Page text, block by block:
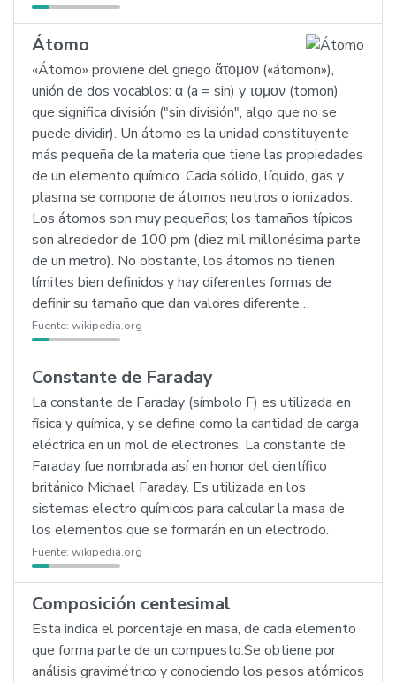
Átomo
«Átomo» proviene del griego ἄτομον («átomon»),
unión de dos vocablos: α (a = sin) y τομον (tomon)
que significa división ("sin división", algo que no se
puede dividir). Un átomo es la unidad constituyente
más pequeña de la materia que tiene las propiedades
de un elemento químico. Cada sólido, líquido, gas y
plasma se compone de átomos neutros o ionizados.
Los átomos son muy pequeños; los tamaños típicos
son alrededor de 100 pm (diez mil millonésima parte
de un metro). No obstante, los átomos no tienen
límites bien definidos y hay diferentes formas de
definir su tamaño que dan valores diferente…
Fuente: wikipedia.org
Constante de Faraday
La constante de Faraday (símbolo F) es utilizada en
física y química, y se define como la cantidad de carga
eléctrica en un mol de electrones. La constante de
Faraday fue nombrada así en honor del científico
británico Michael Faraday. Es utilizada en los
sistemas electro químicos para calcular la masa de
los elementos que se formarán en un electrodo.
Fuente: wikipedia.org
Composición centesimal
Esta indica el porcentaje en masa, de cada elemento
que forma parte de un compuesto.Se obtiene por
análisis gravimétrico y conociendo los pesos atómicos